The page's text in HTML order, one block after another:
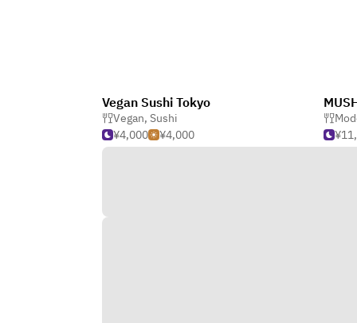
Vegan Sushi Tokyo
Vegan, Sushi
¥4,000
¥4,000